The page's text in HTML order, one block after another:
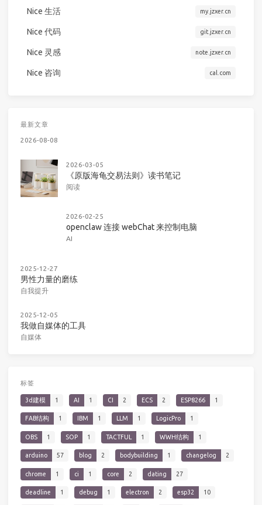
Nice 生活 my.jzxer.cn
Nice 代码 git.jzxer.cn
Nice 灵感 note.jzxer.cn
Nice 咨询 cal.com
最新文章
2026-08-08
2026-03-05
《原版海龟交易法则》读书笔记
阅读
2026-02-25
openclaw 连接 webChat 来控制电脑
AI
2025-12-27
男性力量的磨练
自我提升
2025-12-05
我做自媒体的工具
自媒体
标签
3d建模 1 AI 1 CI 2 ECS 2 ESP8266 1
FAB结构 1 IBM 1 LLM 1 LogicPro 1
OBS 1 SOP 1 TACTFUL 1 WWH结构 1
arduino 57 blog 2 bodybuilding 1 changelog 2
chrome 1 ci 1 core 2 dating 27
deadline 1 debug 1 electron 2 esp32 10